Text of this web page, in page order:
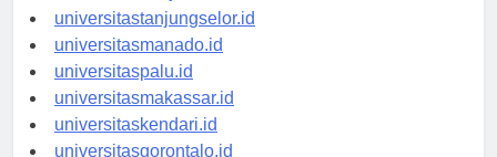
universitasbanjarbaru.id
universitastanjungselor.id
universitasmanado.id
universitaspalu.id
universitasmakassar.id
universitaskendari.id